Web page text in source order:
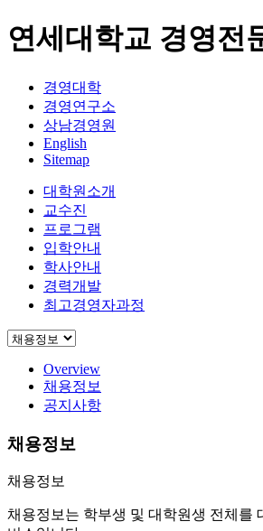
연세대학교 경영전
경영대학
경영연구소
상남경영원
English
Sitemap
대학원소개
교수진
프로그램
입학안내
학사안내
경력개발
최고경영자과정
Overview
채용정보
공지사항
채용정보
채용정보
채용정보는 학부생 및 대학원생 전체를